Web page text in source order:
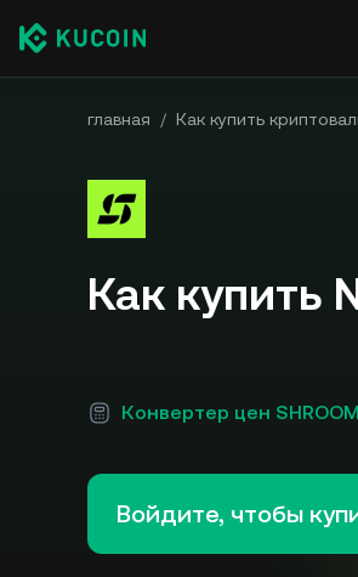
главная / Как купить
Как купить
Конвертер цен
Войдите, чтобы